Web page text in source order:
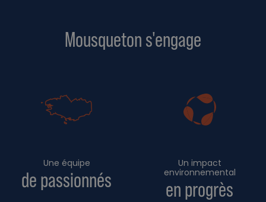
Mousqueton s'engage
Une équipe
de passionnés
Un impact
environnemental
en progrès